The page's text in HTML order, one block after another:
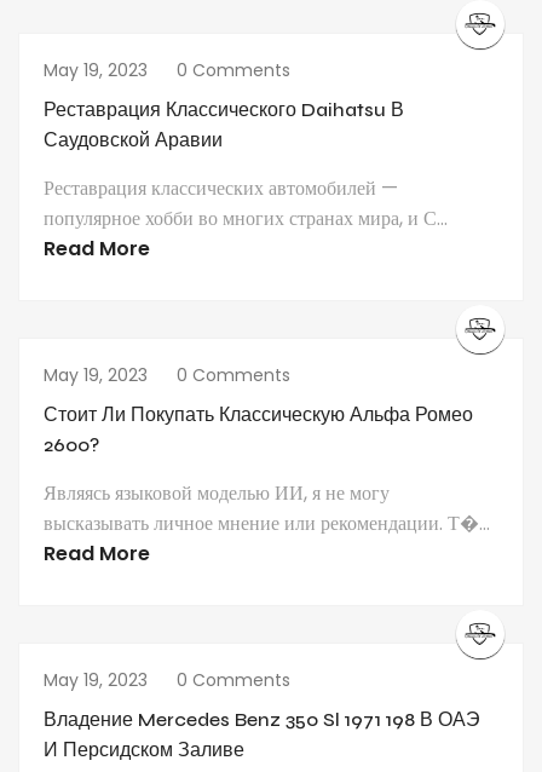
May 19, 2023 0 Comments
Реставрация Классического Daihatsu В
Саудовской Аравии
Реставрация классических автомобилей —
популярное хобби во многих странах мира, и С...
Read More
May 19, 2023 0 Comments
Стоит Ли Покупать Классическую Альфа Ромео
2600?
Являясь языковой моделью ИИ, я не могу
высказывать личное мнение или рекомендации. Т�...
Read More
May 19, 2023 0 Comments
Владение Mercedes Benz 350 Sl 1971 198 В ОАЭ
И Персидском Заливе